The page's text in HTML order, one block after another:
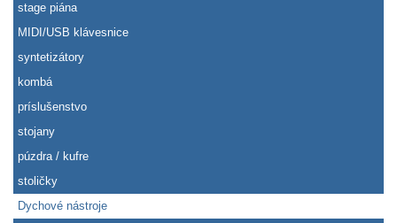
stage piána
MIDI/USB klávesnice
syntetizátory
kombá
príslušenstvo
stojany
púzdra / kufre
stoličky
Dychové nástroje